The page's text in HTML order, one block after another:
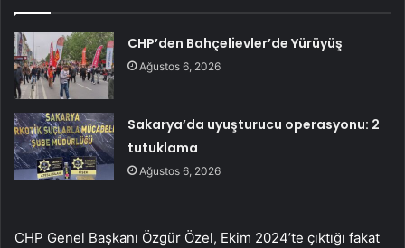
CHP’den Bahçelievler’de Yürüyüş
Ağustos 6, 2026
Sakarya’da uyuşturucu operasyonu: 2
tutuklama
Ağustos 6, 2026
CHP Genel Başkanı Özgür Özel, Ekim 2024’te çıktığı fakat